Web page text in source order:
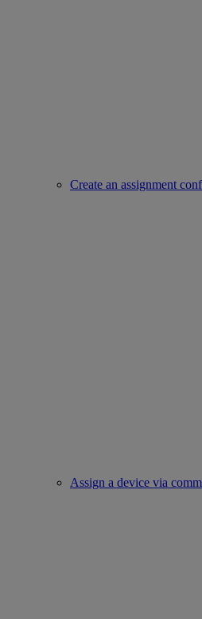
Create an assignment
Assign a device via